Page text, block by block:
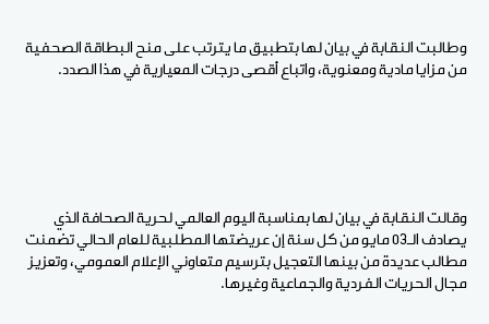
وطالبت النقابة في بيان لها بتطبيق ما يترتب على منح البطاقة الصحفية
من مزايا مادية ومعنوية، واتباع أقصى درجات المعيارية في هذا الصدد.
وقالت النقابة في بيان لها بمناسبة اليوم العالمي لحرية الصحافة الذي
يصادف الـ03 مايو من كل سنة إن عريضتها المطلبية للعام الحالي تضمنت
مطالب عديدة من بينها التعجيل بترسيم متعاوني الإعلام العمومي، وتعزيز
مجال الحريات الفردية والجماعية وغيرها.